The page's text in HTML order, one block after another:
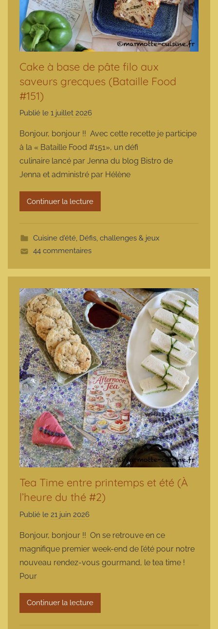
Cake à base de pâte filo aux
saveurs grecques (Bataille Food
#151)
Publié le 1 juillet 2026
r
m
a
r
o
t
e
Bonjour, bonjour !! Avec cette recette je participe
à la « Bataille Food #151», un défi
culinaire lancé par Jenna du blog Bistro de
Jenna et administré par Hélène
Continuer la lecture
Cuisine d'été, Défis, challenges & jeux
44 commentaires
Tea Time entre printemps et été (À
l’heure du thé #2)
Publié le 21 juin 2026
r
m
a
o
t
Bonjour, bonjour !! On se retrouve en ce
magnifique premier week-end de l’été pour notre
nouveau rendez-vous gourmand, le tea time !
Pour
Continuer la lecture